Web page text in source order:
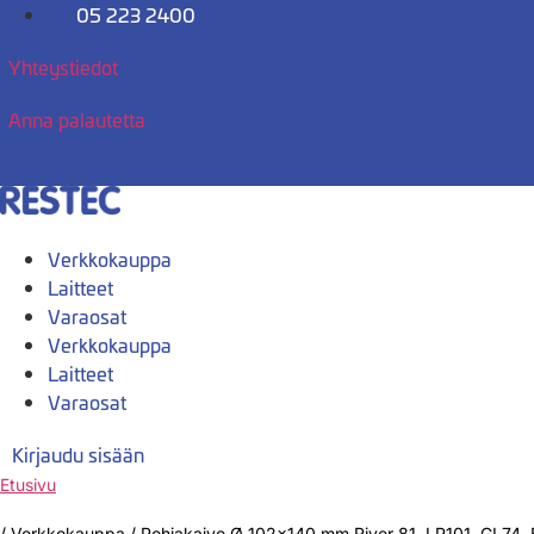
Mene
05 223 2400
Yhteystiedot
Anna palautetta
Verkkokauppa
Laitteet
Varaosat
Verkkokauppa
Laitteet
Varaosat
Kirjaudu sisään
Etusivu